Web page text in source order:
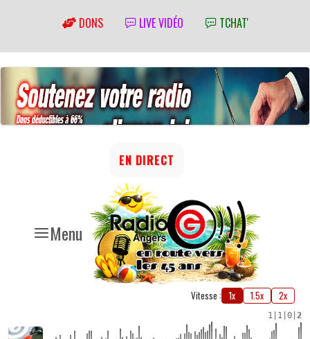
DONS LIVE VIDÉO TCHAT'
Menu
EN DIRECT
Vitesse : 1x 1.5x 2x
1 1 0 2